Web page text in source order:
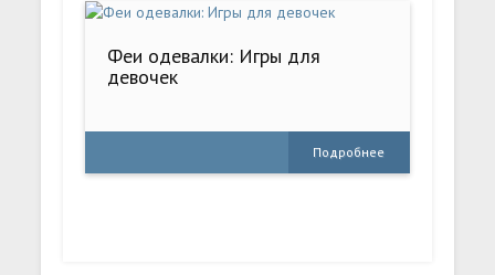
Феи одевалки: Игры для
девочек
Подробнее